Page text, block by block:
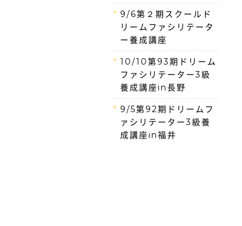
9/6第２期スクールド
リームファシリテータ
ー養成講座
10/10第93期ドリーム
ファシリテーター3級
養成講座in長野
9/5第92期ドリームフ
ァシリテーター3級養
成講座in福井